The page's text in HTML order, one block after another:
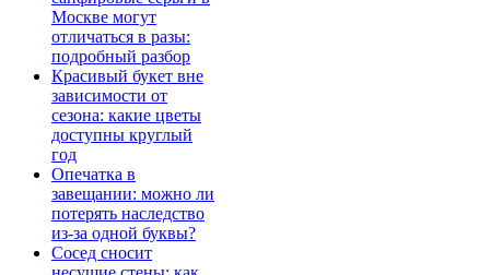
Москве могут
отличаться в разы:
подробный разбор
Красивый букет вне
зависимости от
сезона: какие цветы
доступны круглый
год
Опечатка в
завещании: можно ли
потерять наследство
из-за одной буквы?
Сосед сносит